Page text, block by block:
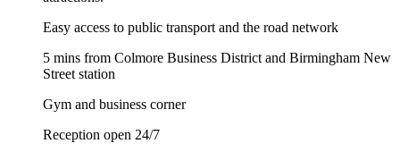
Easy access to public transport and the road network
5 mins from Colmore Business District and Birmingham New
Street station
Gym and business corner
Reception open 24/7